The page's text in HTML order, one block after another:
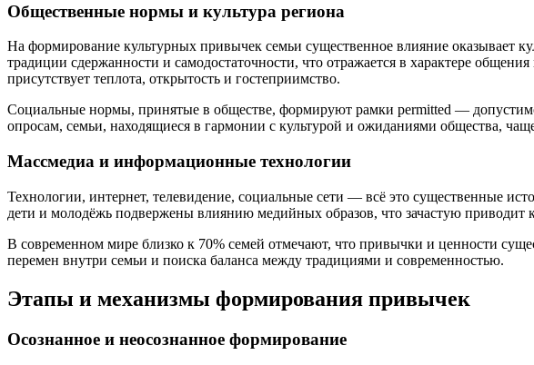
Общественные нормы и культура региона
На формирование культурных привычек семьи существенное влияние оказывает
традиции сдержанности и самодостаточности, что отражается в характере
присутствует теплота, открытость и гостеприимство.
Социальные нормы, принятые в обществе, формируют рамки permitted —
опросам, семьи, находящиеся в гармонии с культурой и ожиданиями общества,
Массмедиа и информационные технологии
Технологии, интернет, телевидение, социальные сети — всё это существенные
дети и молодёжь подвержены влиянию медийных образов, что зачастую
В современном мире близко к 70% семей отмечают, что привычки и ценности
перемен внутри семьи и поиска баланса между традициями и современностью.
Этапы и механизмы формирования привычек
Осознанное и неосознанное формирование